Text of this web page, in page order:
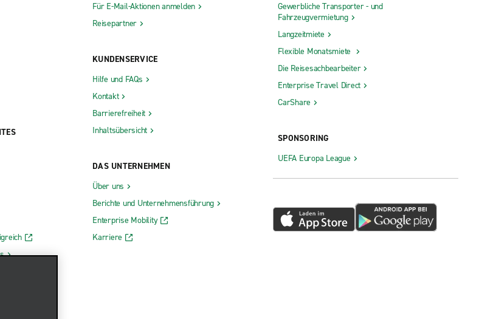
Für E-Mail-Aktionen anmelden
Reisepartner
KUNDENSERVICE
Hilfe und FAQs
Kontakt
Barrierefreiheit
Inhaltsübersicht
DAS UNTERNEHMEN
Über uns
Berichte und Unternehmensführung
Enterprise Mobility
Karriere
Gewerbliche Transporter - und
Fahrzeugvermietung
Langzeitmiete
Flexible Monatsmiete
Die Reisesachbearbeiter
Enterprise Travel Direct
CarShare
SPONSORING
UEFA Europa League